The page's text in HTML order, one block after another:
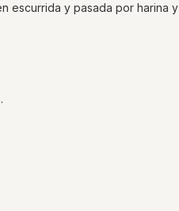
escurrida y pasada por harina y